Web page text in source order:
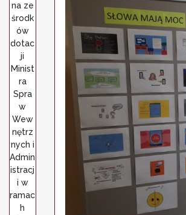
na ze
środk
ów
dotac
ji
Minist
ra
Spra
w
Wew
nętrz
nych i
Admin
istracj
i w
ramac
h